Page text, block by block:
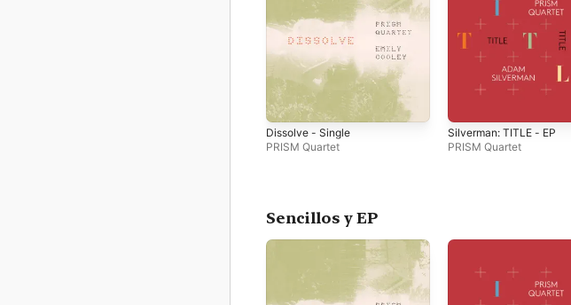
Dissolve - Single
PRISM Quartet
Silverman: TITLE - EP
PRISM Quartet
Sencillos y EP